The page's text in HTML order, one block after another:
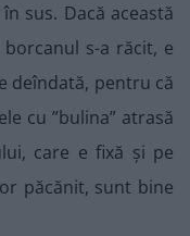
sus. Dacă această
s-a răcit, e
deîndată, pentru că
cu ”bulina” atrasă
care e fixă și pe
păcănit, sunt bine